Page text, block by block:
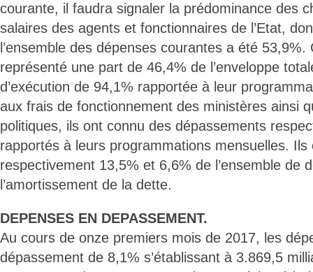
courante, il faudra signaler la prédominance des
salaires des agents et fonctionnaires de l’Etat,
l’ensemble des dépenses courantes a été
représenté une part de 46,4% de l’enveloppe
d’exécution de 94,1% rapportée à leur
aux frais de fonctionnement des ministères ainsi
politiques, ils ont connu des dépassements
rapportés à leurs programmations mensuelles. Ils
respectivement 13,5% et 6,6% de l’ensemble de
l’amortissement de la dette.
DEPENSES EN DEPASSEMENT.
Au cours de onze premiers mois de 2017, les
dépassement de 8,1% s’établissant à 3.869,5